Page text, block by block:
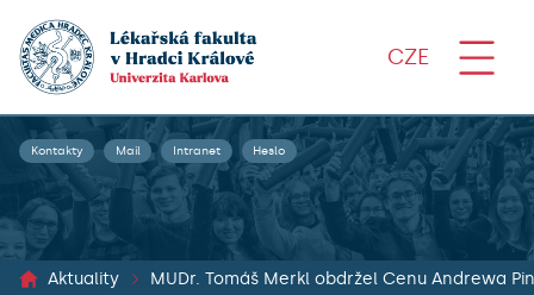
CZE
Kontakty Mail Intranet Heslo
Aktuality MUDr. Tomáš Merkl obdržel Cenu Andrewa